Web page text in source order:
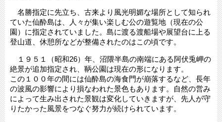
名勝指定に先立ち、古来より風光明媚な場所として知られ
ていた仙酔島は、人々が集い楽しむ公の遊覧地（現在の公
園）に指定されていました。島に渡る渡船場や展望台に上る
登山道、休憩所などが整備されたのはこの頃です。
１９５１（昭和26）年、沼隈半島の南端にある阿伏兎岬の
絶景が追加指定され、鞆公園は現在の形になります。
この１００年の間には仙酔島の海食門が崩落するなど、長年
の波風の影響により損なわれた景色もあります。自然の営み
によって生み出された景観は変化していきますが、先人が守
りたかった風景をつなぐ努力が続けられています。